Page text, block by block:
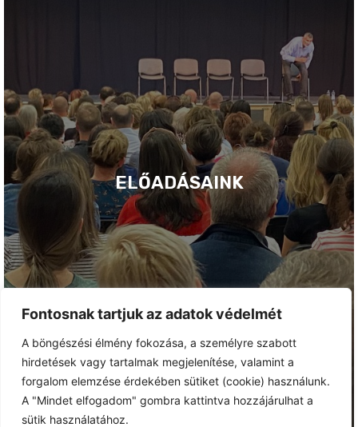
Fontosnak tartjuk az adatok védelmét
A böngészési élmény fokozása, a személyre szabott
hirdetések vagy tartalmak megjelenítése, valamint a
forgalom elemzése érdekében sütiket (cookie) használunk.
A "Mindet elfogadom" gombra kattintva hozzájárulhat a
sütik használatához.
ELŐADÁSAINK